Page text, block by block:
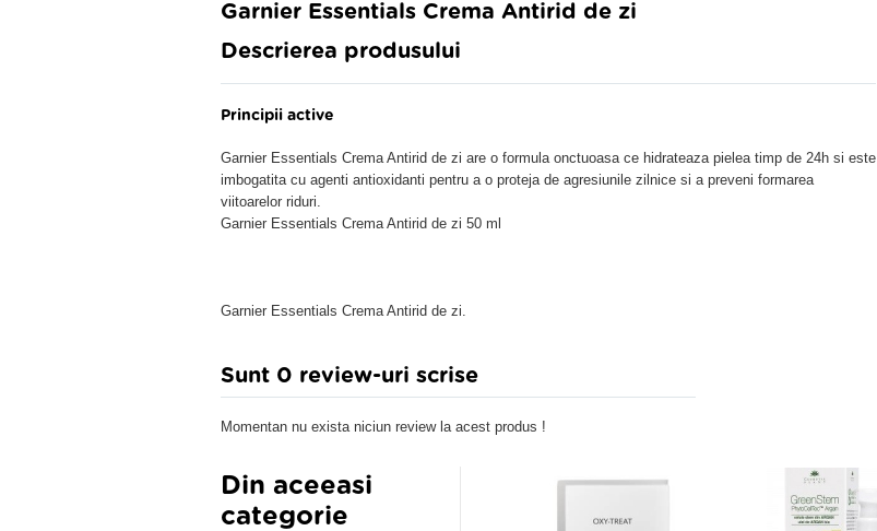
Garnier Essentials Crema Antirid de zi
Descrierea produsului
Principii active
Garnier Essentials Crema Antirid de zi are o formula onctuoasa ce hidrateaza pielea timp de 24h si este
imbogatita cu agenti antioxidanti pentru a o proteja de agresiunile zilnice si a preveni formarea
viitoarelor riduri.
Garnier Essentials Crema Antirid de zi 50 ml
Garnier Essentials Crema Antirid de zi.
Sunt 0 review-uri scrise
Momentan nu exista niciun review la acest produs !
Din aceeasi
categorie